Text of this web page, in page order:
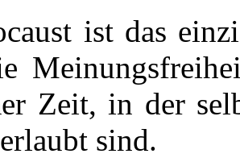
ist das
Zeit, in der
sind.